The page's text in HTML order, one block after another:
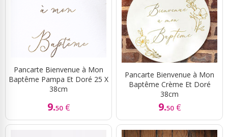
Pancarte Bienvenue à Mon
Baptême Pampa Et Doré 25 X
38cm
9.50 €
Pancarte Bienvenue à Mon
Baptême Crème Et Doré
38cm
9.50 €